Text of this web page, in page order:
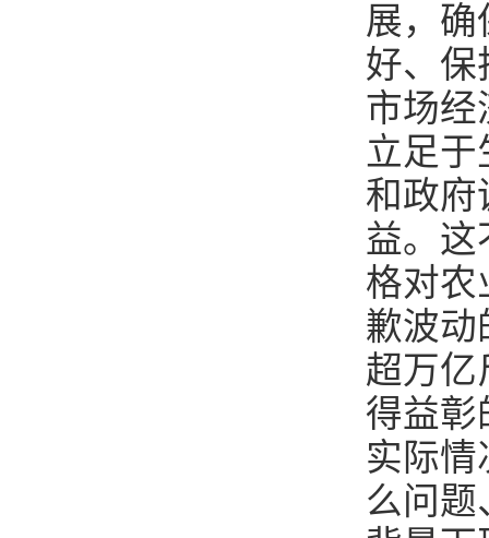
展，确
好、保
市场经
立足于
和政府
益。这
格对农
歉波动
超万亿
得益彰
实际情
么问题